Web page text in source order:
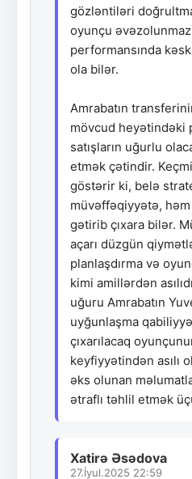
gözləntiləri
oyunçu
performansında
ola bilər.
Amrabatın
mövcud heyətindəki
satışların uğurlu
etmək çətindir.
göstərir ki, belə
müvəffəqiyyətə,
gətirib çıxara bilər.
açarı düzgün
planlaşdırma və
kimi amillərdən
uğuru Amrabatın
uyğunlaşma
çıxarılacaq
keyfiyyətindən asılı
əks olunan
ətraflı təhlil etmək
Xatirə Əsədova
27.İyul.2025 22:59